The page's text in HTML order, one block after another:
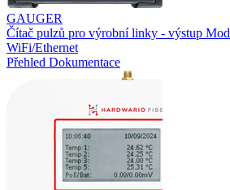
GAUGER
Čítač pulzů pro výrobní linky - výstup
WiFi/Ethernet
Přehled Dokumentace